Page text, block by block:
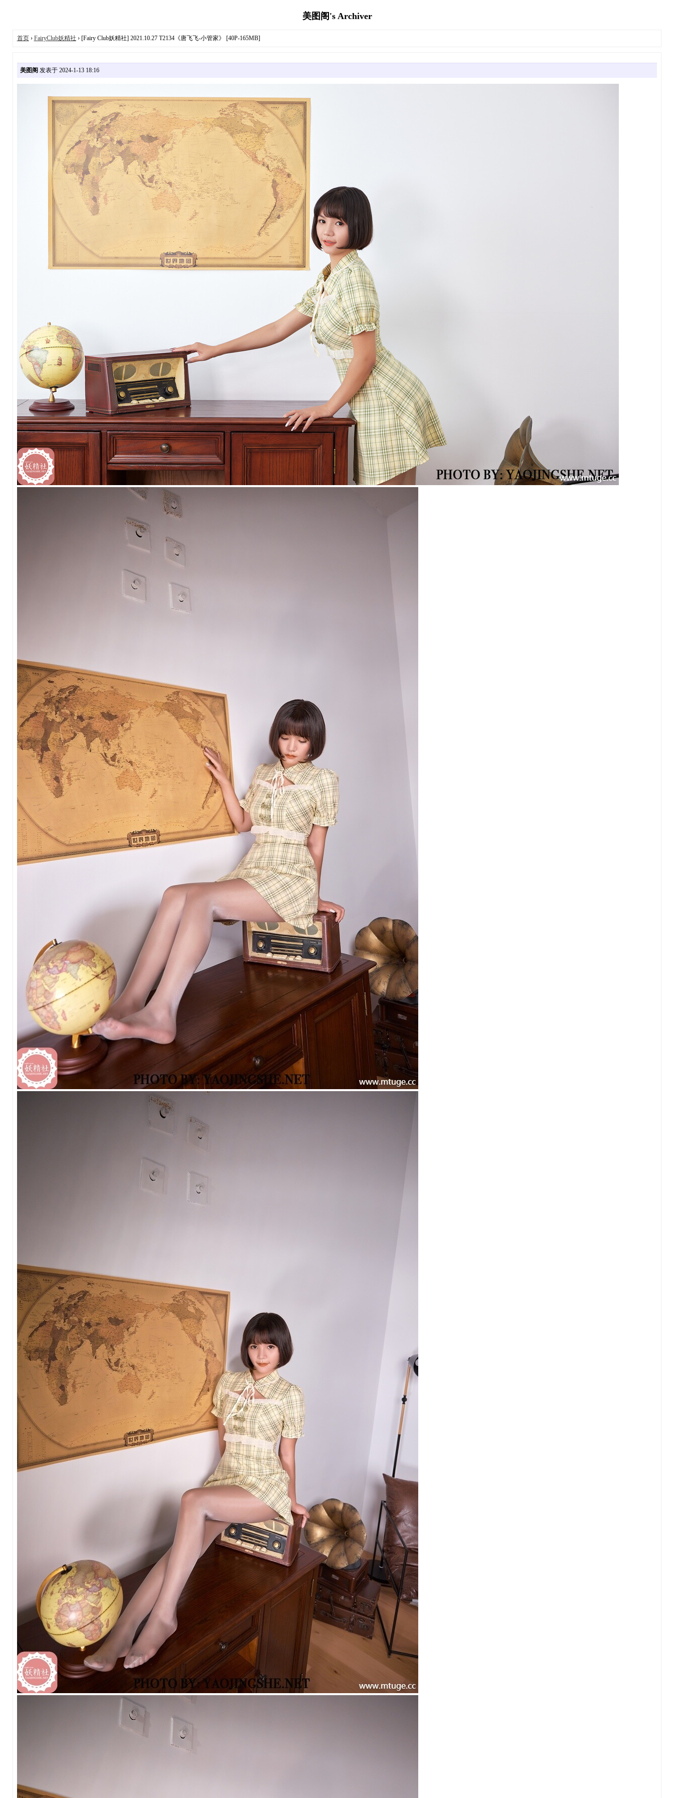
美图阁's Archiver
首页› FairyClub妖精社 › [Fairy Club妖精社] 2021.10.27 T2134《唐飞飞-小管家》 [40P-165MB]
美图阁 发表于 2024-1-13 18:16